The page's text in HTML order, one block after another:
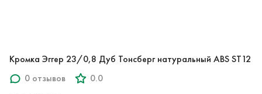
Кромка Эггер 23/0,8 Дуб Тонсберг натуральный ABS ST12
0 отзывов
0.0